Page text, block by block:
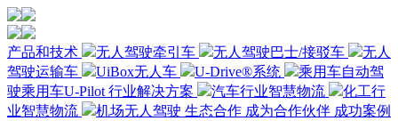
产品和技术 无人驾驶牵引车 无人驾驶巴士/接驳车
无人
驾驶运输车
UiBox无人车 U-Drive®系统
乘用车自动驾
驶乘用车U-Pilot 行业解决方案 汽车行业智慧物流
化工行
业智慧物流
机场无人驾驶 生态合作 成为合作伙伴 成功案例